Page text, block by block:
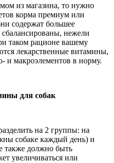
из магазина, то нужно
корма премиум или
содержат большее
нежели
таком рационе вашему
лекарственные витамины,
и макроэлементов в норму.
для собак
на 2 группы: на
собаке каждый день) и
также должно быть
увеличиваться или